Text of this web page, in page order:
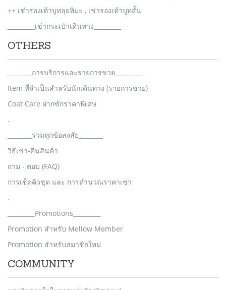
++ เช่ารองเท้าบูทลุยหิมะ , เช่ารองเท้าบูทสั้น
_________เช่ากระเป๋าเดินทาง_________
OTHERS
________การบริการและรายการขาย_________
Item ที่จำเป็นสำหรับนักเดินทาง (รายการขาย)
Coat Care ฝากซักราคาพิเศษ
.
________รวมทุกข้อสงสัย________
วิธีเช่า-คืนสินค้า
ถาม - ตอบ (FAQ)
การเช็คคิวชุด และ การคำนวณราคาเช่า
.
_________Promotions_________
Promotion สำหรับ Mellow Member
Promotion สำหรับสมาชิกใหม่
COMMUNITY